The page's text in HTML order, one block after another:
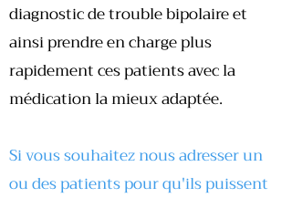
diagnostic de trouble bipolaire et
ainsi prendre en charge plus
rapidement ces patients avec la
médication la mieux adaptée.
Si vous souhaitez nous adresser un
ou des patients pour qu'ils puissent